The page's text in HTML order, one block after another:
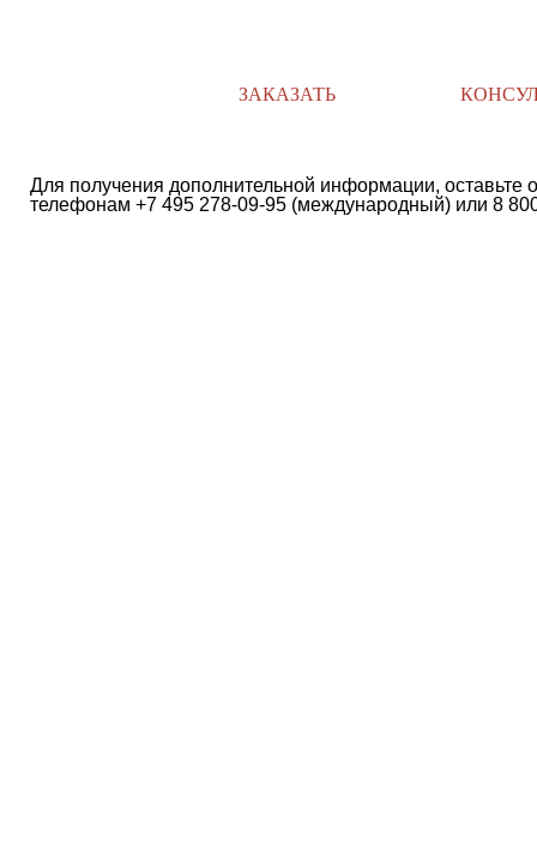
ЗАКАЗАТЬ
Для получения дополнительной информации, оставьте
телефонам +7 495 278-09-95 (международный) или 8